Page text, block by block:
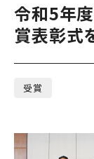
令和5年
賞表彰式
受賞